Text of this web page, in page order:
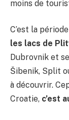
moins de
C’est la
les lacs de
Dubrovnik et
Šibenik, Split
à découvrir.
Croatie, c’est